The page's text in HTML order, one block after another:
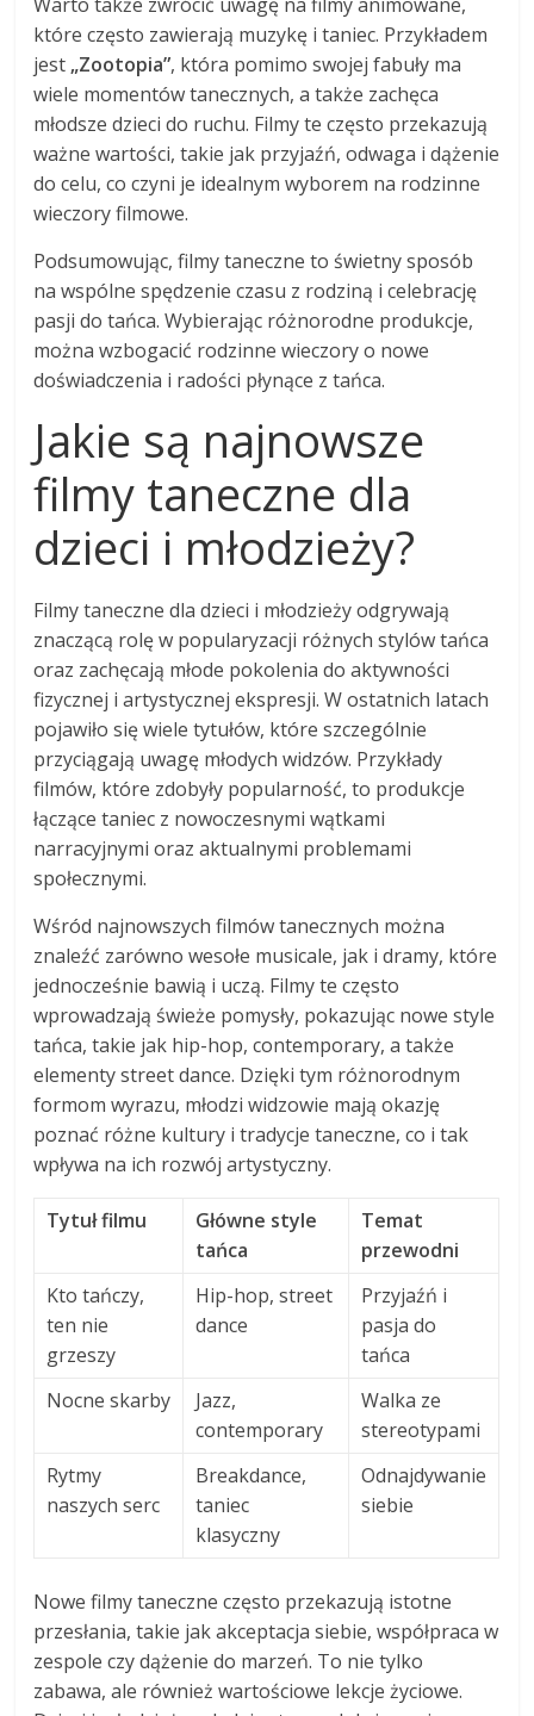
które często zawierają muzykę i taniec. Przykładem
jest „Zootopia”, która pomimo swojej fabuły ma
wiele momentów tanecznych, a także zachęca
młodsze dzieci do ruchu. Filmy te często przekazują
ważne wartości, takie jak przyjaźń, odwaga i dążenie
do celu, co czyni je idealnym wyborem na rodzinne
wieczory filmowe.
Podsumowując, filmy taneczne to świetny sposób
na wspólne spędzenie czasu z rodziną i celebrację
pasji do tańca. Wybierając różnorodne produkcje,
można wzbogacić rodzinne wieczory o nowe
doświadczenia i radości płynące z tańca.
Jakie są najnowsze
filmy taneczne dla
dzieci i młodzieży?
Filmy taneczne dla dzieci i młodzieży odgrywają
znaczącą rolę w popularyzacji różnych stylów tańca
oraz zachęcają młode pokolenia do aktywności
fizycznej i artystycznej ekspresji. W ostatnich latach
pojawiło się wiele tytułów, które szczególnie
przyciągają uwagę młodych widzów. Przykłady
filmów, które zdobyły popularność, to produkcje
łączące taniec z nowoczesnymi wątkami
narracyjnymi oraz aktualnymi problemami
społecznymi.
Wśród najnowszych filmów tanecznych można
znaleźć zarówno wesołe musicale, jak i dramy, które
jednocześnie bawią i uczą. Filmy te często
wprowadzają świeże pomysły, pokazując nowe style
tańca, takie jak hip-hop, contemporary, a także
elementy street dance. Dzięki tym różnorodnym
formom wyrazu, młodzi widzowie mają okazję
poznać różne kultury i tradycje taneczne, co i tak
wpływa na ich rozwój artystyczny.
Tytuł filmu
Główne style
tańca
Temat
przewodni
Kto tańczy,
ten nie
grzeszy
Hip-hop, street
dance
Przyjaźń i
pasja do
tańca
Nocne skarby
Jazz,
contemporary
Walka ze
stereotypami
Rytmy
naszych serc
Breakdance,
taniec
klasyczny
Odnajdywanie
siebie
Nowe filmy taneczne często przekazują istotne
przesłania, takie jak akceptacja siebie, współpraca w
zespole czy dążenie do marzeń. To nie tylko
zabawa, ale również wartościowe lekcje życiowe.